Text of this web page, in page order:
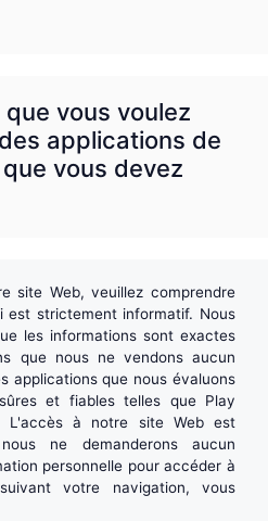
vous voulez
applications de
vous devez
site Web, veuillez comprendre
strictement informatif. Nous
les informations sont exactes
que nous ne vendons aucun
applications que nous évaluons
et fiables telles que Play
L'accès à notre site Web est
ne demanderons aucun
personnelle pour accéder à
votre navigation, vous